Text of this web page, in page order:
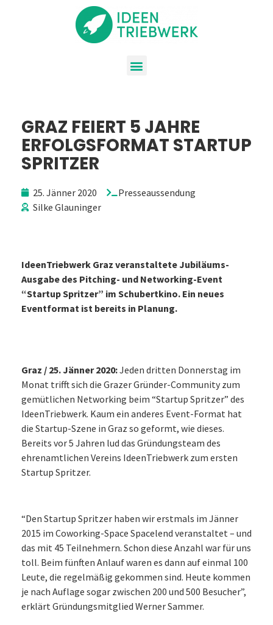
GRAZ FEIERT 5 JAHRE
ERFOLGSFORMAT STARTUP
SPRITZER
25. Jänner 2020
Presseaussendung
Silke Glauninger
IdeenTriebwerk Graz veranstaltete Jubiläums-
Ausgabe des Pitching- und Networking-Event
“Startup Spritzer” im Schubertkino. Ein neues
Eventformat ist bereits in Planung.
Graz / 25. Jänner 2020:Jeden dritten Donnerstag im
Monat trifft sich die Grazer Gründer-Community zum
gemütlichen Networking beim “Startup Spritzer” des
IdeenTriebwerk. Kaum ein anderes Event-Format hat
die Startup-Szene in Graz so geformt, wie dieses.
Bereits vor 5 Jahren lud das Gründungsteam des
ehrenamtlichen Vereins IdeenTriebwerk zum ersten
Startup Spritzer.
“Den Startup Spritzer haben wir erstmals im Jänner
2015 im Coworking-Space Spacelend veranstaltet – und
das mit 45 Teilnehmern. Schon diese Anzahl war für uns
toll. Beim fünften Anlauf waren es dann auf einmal 100
Leute, die regelmäßig gekommen sind. Heute kommen
je nach Auflage sogar zwischen 200 und 500 Besucher”,
erklärt Gründungsmitglied Werner Sammer.